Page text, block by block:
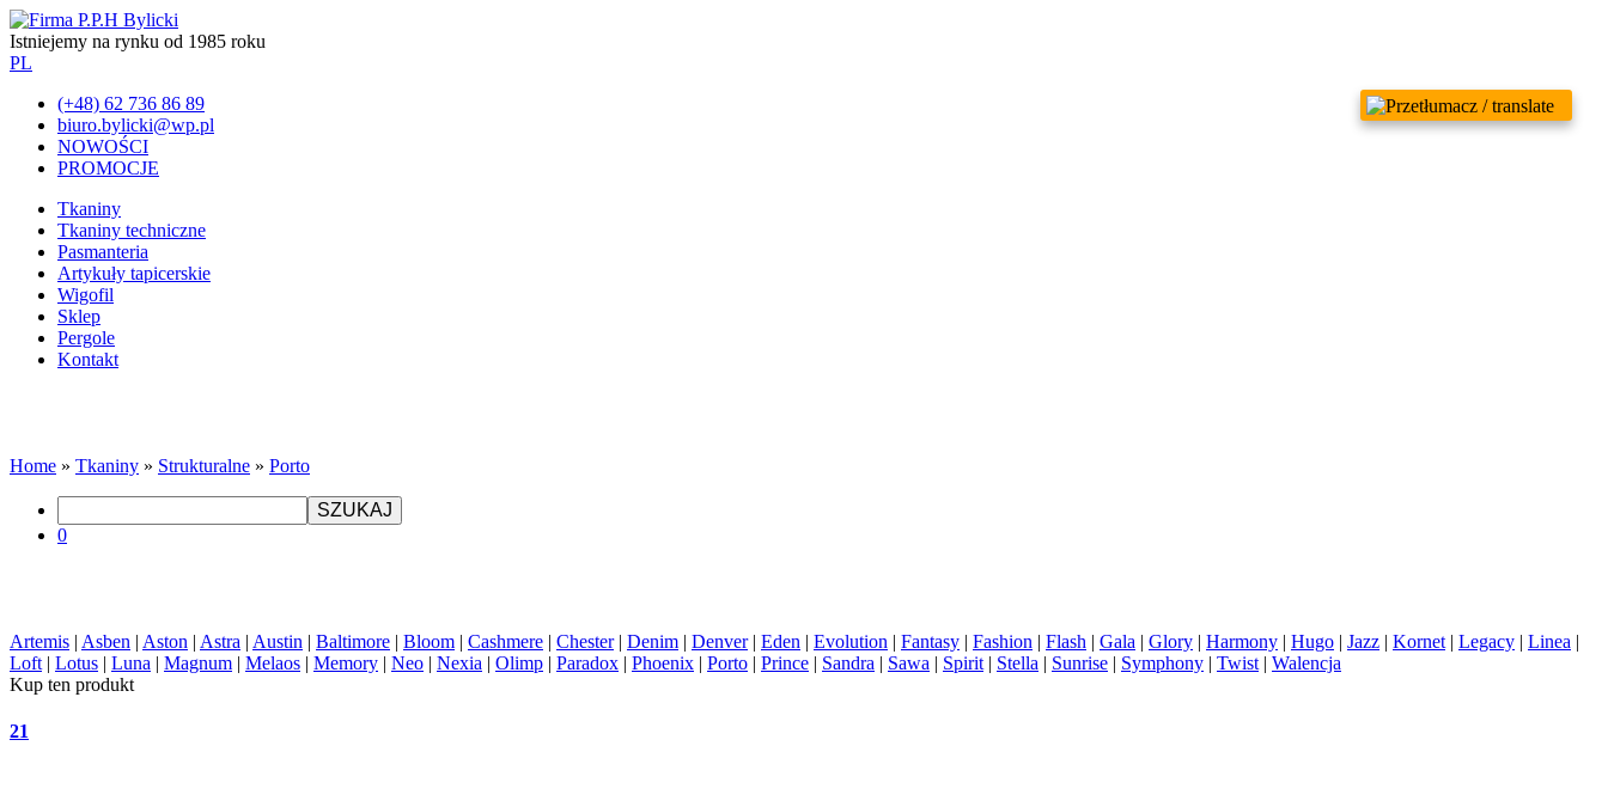
Istniejemy na rynku od 1985 roku
PL
(+48) 62 736 86 89
biuro.bylicki@wp.pl
NOWOŚCI
PROMOCJE
Tkaniny
Tkaniny techniczne
Pasmanteria
Artykuły tapicerskie
Wigofil
Sklep
Pergole
Kontakt
Home » Tkaniny » Strukturalne » Porto
SZUKAJ
0
Artemis | Asben | Aston | Astra | Austin | Baltimore | Bloom | Cashmere | Chester| Denim | Denver| Eden | Evolution | Fantasy | Fashion | Flash | Gala | Glory | Harmony | Hugo | Jazz | Kornet | Legacy | Linea |
Loft | Lotus | Luna | Magnum | Melaos | Memory | Neo | Nexia | Olimp | Paradox | Phoenix | Porto | Prince | Sandra | Sawa | Spirit | Stella | Sunrise | Symphony | Twist | Walencja
Kup ten produkt
21